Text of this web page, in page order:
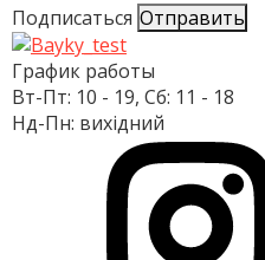
Подписаться
График работы
Вт-Пт: 10 - 19, Сб: 11 - 18
Нд-Пн: вихідний